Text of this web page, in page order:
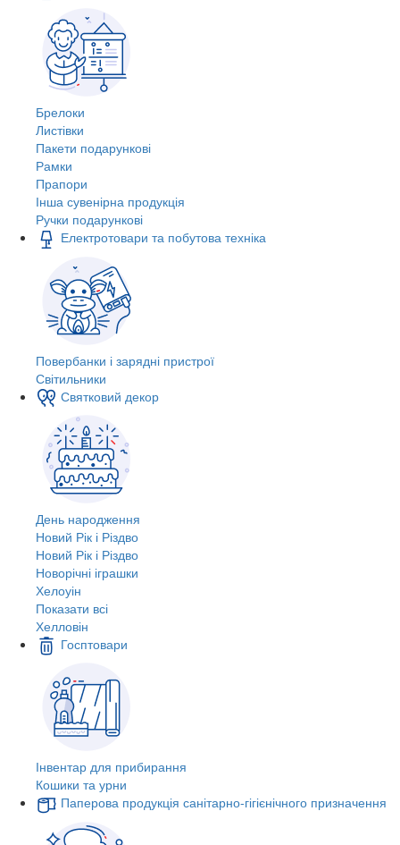
Брелоки
Листівки
Пакети подарункові
Рамки
Прапори
Інша сувенірна продукція
Ручки подарункові
Електротовари та побутова техніка
Повербанки і зарядні пристрої
Світильники
Святковий декор
День народження
Новий Рік і Різдво
Новий Рік і Різдво
Новорічні іграшки
Хелоуін
Показати всі
Хелловін
Госптовари
Інвентар для прибирання
Кошики та урни
Паперова продукція санітарно-гігієнічного призначення